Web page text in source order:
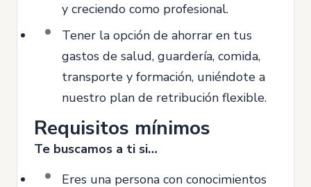
y creciendo como profesional.
Tener la opción de ahorrar en tus
gastos de salud, guardería, comida,
transporte y formación, uniéndote a
nuestro plan de retribución flexible.
Requisitos mínimos
Te buscamos a ti si…
Eres una persona con conocimientos